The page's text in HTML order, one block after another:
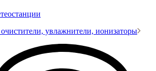
увлажнители, ионизаторы